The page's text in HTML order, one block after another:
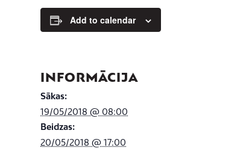
Add to calendar
INFORMĀCIJA
Sākas:
19/05/2018 @ 08:00
Beidzas:
20/05/2018 @ 17:00